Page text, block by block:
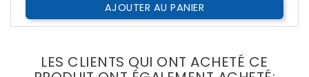
AJOUTER AU PANIER
LES CLIENTS QUI ONT ACHETÉ CE